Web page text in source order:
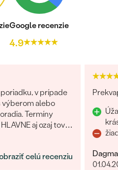
Google recenzie
4.9
v prípade
výberom alebo
Termíny
aj ozaj tovar
celú recenziu